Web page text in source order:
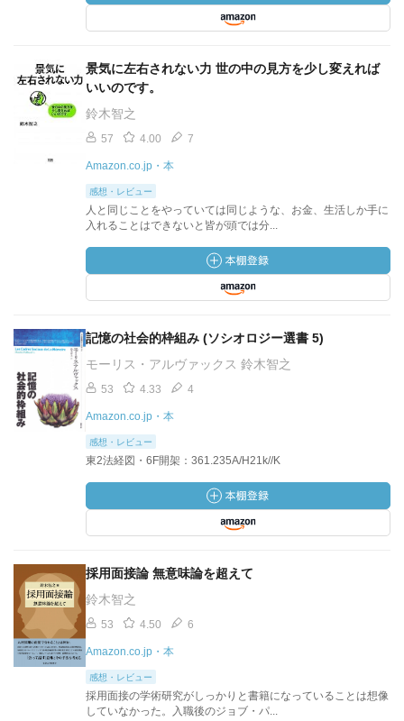
景気に左右されない力 世の中の見方を少し変えれば
いいのです。
鈴木智之
57 4.00 7
Amazon.co.jp・本
感想・レビュー
人と同じことをやっていては同じような、お金、生活しか手に
入れることはできないと皆が頭では分...
記憶の社会的枠組み (ソシオロジー選書 5)
モーリス・アルヴァックス 鈴木智之
53 4.33 4
Amazon.co.jp・本
感想・レビュー
東2法経図・6F開架：361.235A/H21k//K
採用面接論 無意味論を超えて
鈴木智之
53 4.50 6
Amazon.co.jp・本
感想・レビュー
採用面接の学術研究がしっかりと書籍になっていることは想像
していなかった。入職後のジョブ・パ...